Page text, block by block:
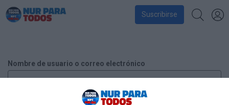
Suscribirse
Nombre de usuario o correo electrónico